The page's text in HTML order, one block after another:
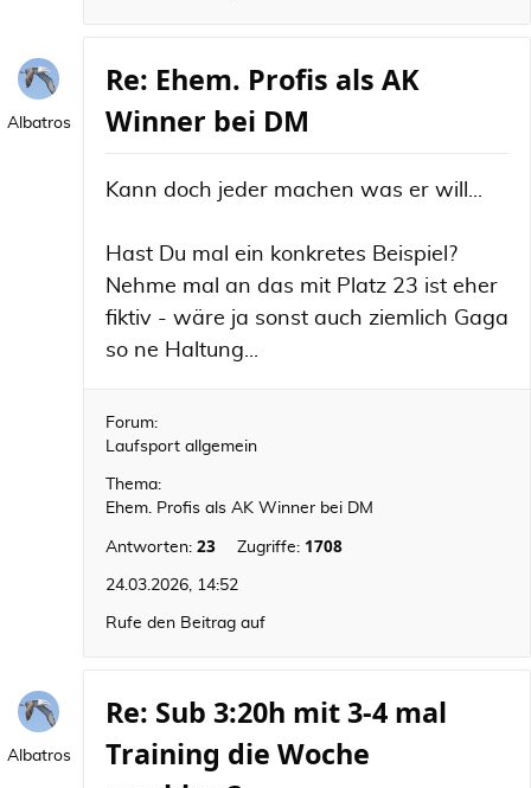
Albatros
Re: Ehem. Profis als AK
Winner bei DM
Kann doch jeder machen was er will...
Hast Du mal ein konkretes Beispiel?
Nehme mal an das mit Platz 23 ist eher
fiktiv - wäre ja sonst auch ziemlich Gaga
so ne Haltung...
Forum:
Laufsport allgemein
Thema:
Ehem. Profis als AK Winner bei DM
Antworten: 23 Zugriffe: 1708
24.03.2026, 14:52
Rufe den Beitrag auf
Albatros
Re: Sub 3:20h mit 3-4 mal
Training die Woche